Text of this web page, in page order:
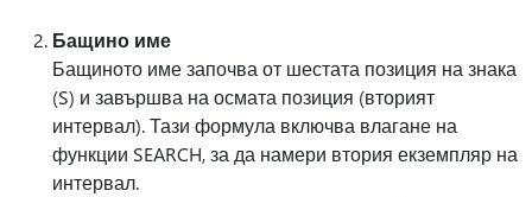
Бащино име
Бащиното име започва от шестата позиция на знака
(S) и завършва на осмата позиция (вторият
интервал). Тази формула включва влагане на
функции SEARCH, за да намери втория екземпляр на
интервал.